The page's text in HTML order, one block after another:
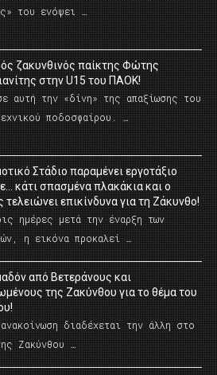
του ενόψει …
ζακυνθινός παίκτης Φώτης
στην U15 του ΠΑΟΚ!
αυτή την «δίνη» της απαξίωσης του
ποδοσφαίρου. …
Στάδιο παραμένει εργοτάξιο
κάτι σπασμένα πλακάκια και ο
τελειώνει επικίνδυνα για τη Ζάκυνθο!
ημέρες μετά την έναρξη των
η εικόνα προκαλεί …
από Βετεράνους και
της Ζακύνθου για το θέμα του
διαδέχεται την άλλη στο
Ζακύνθου …